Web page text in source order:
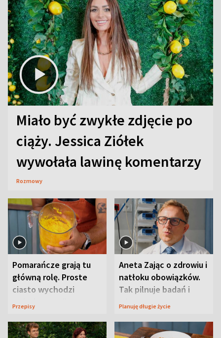
Miało być zwykłe zdjęcie po
ciąży. Jessica Ziółek
wywołała lawinę komentarzy
Rozmowy
Pomarańcze grają tu
główną rolę. Proste
ciasto wychodzi
wyjątkowo wilgotne
Przepisy
Aneta Zając o zdrowiu i
natłoku obowiązków.
Tak pilnuje badań i
wizyt
Planuję długie życie